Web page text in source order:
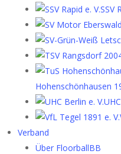
SSV
Hohenschönhausen
Verband
Über FloorballBB